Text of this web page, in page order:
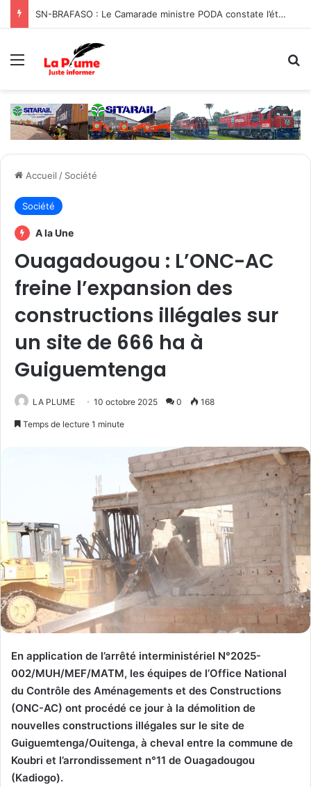
SN-BRAFASO : Le Camarade ministre PODA constate l’état des travaux du canal d’évacuation des eaux
Menu
Accueil / Société
Société
A la Une
Ouagadougou : L’ONC-AC
freine l’expansion des
constructions illégales sur
un site de 666 ha à
Guiguemtenga
LA PLUME 10 octobre 2025 0 168
Temps de lecture 1 minute
En application de l’arrêté interministériel N°2025-
002/MUH/MEF/MATM, les équipes de l’Office National
du Contrôle des Aménagements et des Constructions
(ONC-AC) ont procédé ce jour à la démolition de
nouvelles constructions illégales sur le site de
Guiguemtenga/Ouitenga, à cheval entre la commune de
Koubri et l’arrondissement n°11 de Ouagadougou
(Kadiogo).